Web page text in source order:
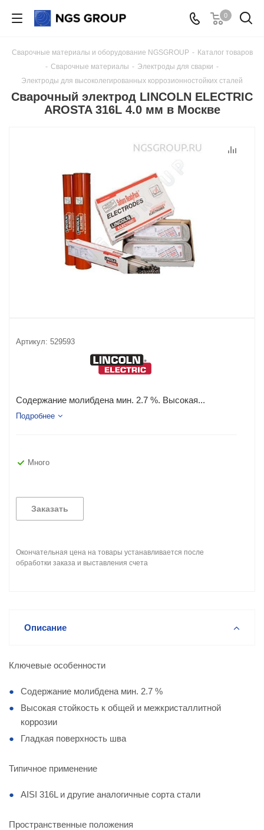
0
Сварочные материалы и оборудование NGSGROUP - Каталог товаров
- Сварочные материалы - Электроды для сварки -
Электроды для высоколегированных коррозионностойких сталей
Сварочный электрод LINCOLN ELECTRIC
AROSTA 316L 4.0 мм в Москве
Артикул: 529593
Содержание молибдена мин. 2.7 %. Высокая...
Подробнее
Много
Заказать
Окончательная цена на товары устанавливается после
обработки заказа и выставления счета
Описание
Ключевые особенности
Содержание молибдена мин. 2.7 %
Высокая стойкость к общей и межкристаллитной
коррозии
Гладкая поверхность шва
Типичное применение
AISI 316L и другие аналогичные сорта стали
Пространственные положения